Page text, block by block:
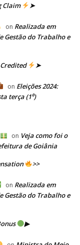
Claim
➤
on Realizada em
Gestão do Trabalho e
➤
on Eleições 2024:
terça (1⁰)
on Veja como foi o
de Goiânia
>>
on Realizada em
Gestão do Trabalho e
▶